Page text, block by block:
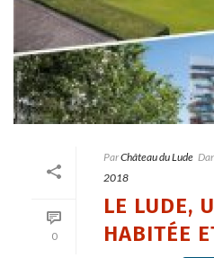
0
ParChâteau du Lude
2018
LE LUDE,
HABITÉE